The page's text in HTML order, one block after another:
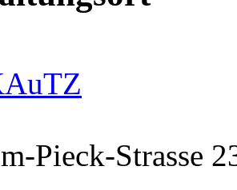
Pieck-Strasse